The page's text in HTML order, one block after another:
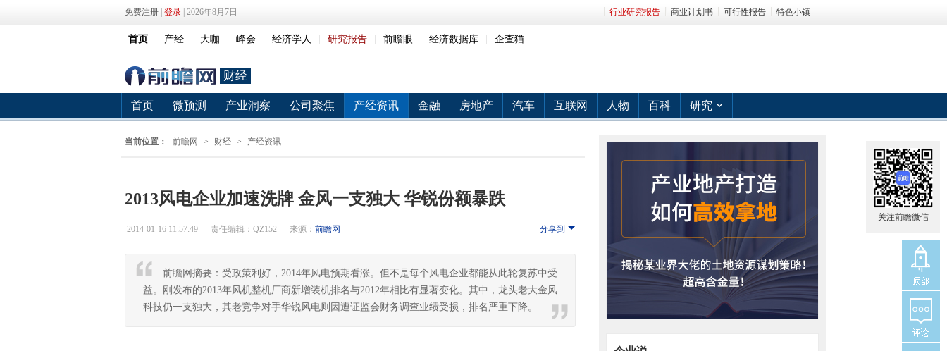
免费注册 登录 | 2026年8月7日 行业研究报告 商业计划书 可行性报告 特色小镇
首页 产经 大咖 峰会 经济学人 研究报告 前瞻眼 经济数据库 企查猫
财经
首页 微预测 产业洞察 公司聚焦 产经资讯 金融 房地产 汽车 互联网 人物 百科 研究
当前位置： 前瞻网 > 财经 > 产经资讯
2013风电企业加速洗牌 金风一支独大 华锐份额暴跌
分享到
2014-01-16 11:57:49 责任编辑：QZ152 来源： 前瞻网
前瞻网摘要：受政策利好，2014年风电预期看涨。但不是每个风电企业都能从此轮复苏中受
益。刚发布的2013年风机整机厂商新增装机排名与2012年相比有显著变化。其中，龙头老大金风
科技仍一支独大，其老竞争对手华锐风电则因遭证监会财务调查业绩受损，排名严重下降。
关注前瞻微信